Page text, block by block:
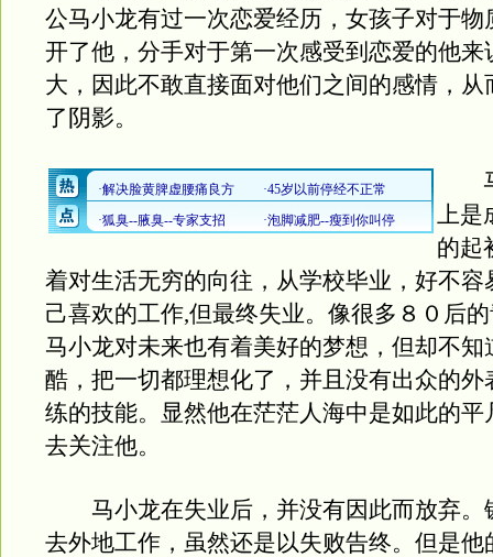
公马小龙有过一次恋爱经历，女孩子对于物
开了他，分手对于第一次感受到恋爱的他来
大，因此不敢直接面对他们之间的感情，从
了阴影。
马
上是
的起
着对生活无穷的向往，从学校毕业，好不容
己喜欢的工作,但最终失业。像很多８０后
马小龙对未来也有着美好的梦想，但却不知
酷，把一切都理想化了，并且没有出众的外
练的技能。显然他在茫茫人海中是如此的平
去关注他。
马小龙在失业后，并没有因此而放弃。
去外地工作，虽然还是以失败告终。但是他